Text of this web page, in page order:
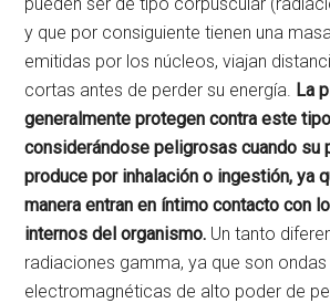
y que por consiguiente tienen una
emitidas por los núcleos, viajan
cortas antes de perder su energía. La
generalmente protegen contra este
considerándose peligrosas cuando su
produce por inhalación o ingestión, ya
manera entran en íntimo contacto con
internos del organismo. Un tanto
radiaciones gamma, ya que son ondas
electromagnéticas de alto poder de